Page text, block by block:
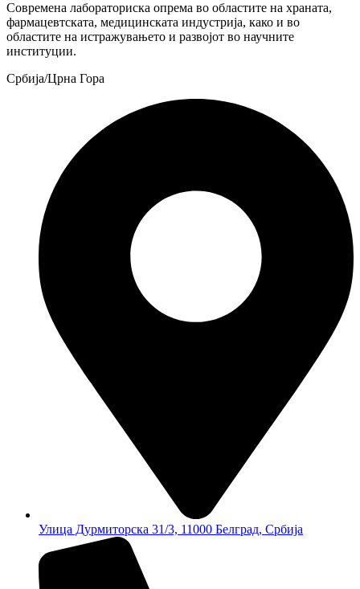
Современа лабораториска опрема во областите на храната,
фармацевтската, медицинската индустрија, како и во
областите на истражувањето и развојот во научните
институции.
Србија/Црна Гора
Улица Дурмиторска 31/3, 11000 Белград, Србија